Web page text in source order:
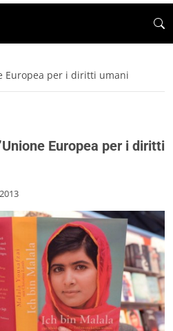
Europea per i diritti umani
Europea per i diritti